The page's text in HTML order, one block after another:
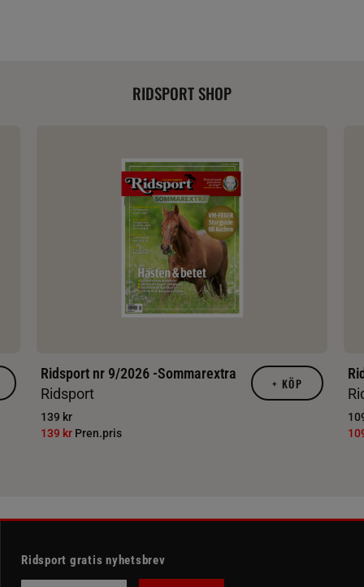
RIDSPORT SHOP
Ridsport nr 9/2026 -Sommarextra
Ridsport
139 kr
139 kr Pren.pris
+ KÖP
Ridsport gratis nyhetsbrev